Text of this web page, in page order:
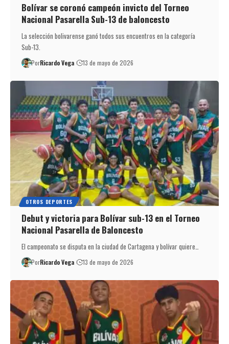
Bolívar se coronó campeón invicto del Torneo
Nacional Pasarella Sub-13 de baloncesto
La selección bolivarense ganó todos sus encuentros en la categoría
Sub-13.
PorRicardo Vega 13 de mayo de 2026
OTROS DEPORTES
Debut y victoria para Bolívar sub-13 en el Torneo
Nacional Pasarella de Baloncesto
El campeonato se disputa en la ciudad de Cartagena y bolívar quiere…
PorRicardo Vega 13 de mayo de 2026